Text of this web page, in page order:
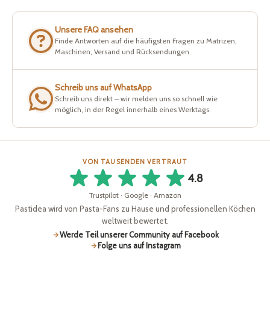
Unsere FAQ ansehen
Finde Antworten auf die häufigsten Fragen zu Matrizen,
Maschinen, Versand und Rücksendungen.
Schreib uns auf WhatsApp
Schreib uns direkt – wir melden uns so schnell wie
möglich, in der Regel innerhalb eines Werktags.
VON TAUSENDEN VERTRAUT
4.8
Trustpilot · Google · Amazon
Pastidea wird von Pasta-Fans zu Hause und professionellen Köchen
weltweit bewertet.
Werde Teil unserer Community auf Facebook
Folge uns auf Instagram